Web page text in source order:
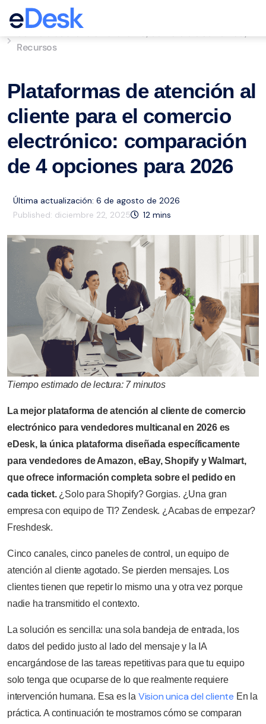
eCommerce Support Central
Recursos
Plataformas de atención al
cliente para el comercio
electrónico: comparación
de 4 opciones para 2026
Última actualización: 6 de agosto de 2026
Published: diciembre 22, 2025 12 mins
Tiempo estimado de lectura: 7 minutos
La mejor plataforma de atención al cliente de comercio
electrónico para vendedores multicanal en 2026 es
eDesk, la única plataforma diseñada específicamente
para vendedores de Amazon, eBay, Shopify y Walmart,
que ofrece información completa sobre el pedido en
cada ticket.¿Solo para Shopify? Gorgias. ¿Una gran
empresa con equipo de TI? Zendesk. ¿Acabas de empezar?
Freshdesk.
Cinco canales, cinco paneles de control, un equipo de
atención al cliente agotado. Se pierden mensajes. Los
clientes tienen que repetir lo mismo una y otra vez porque
nadie ha transmitido el contexto.
La solución es sencilla: una sola bandeja de entrada, los
datos del pedido justo al lado del mensaje y la IA
encargándose de las tareas repetitivas para que tu equipo
solo tenga que ocuparse de lo que realmente requiere
intervención humana. Esa es la Vision unica del cliente En la
práctica. A continuación te mostramos cómo se comparan